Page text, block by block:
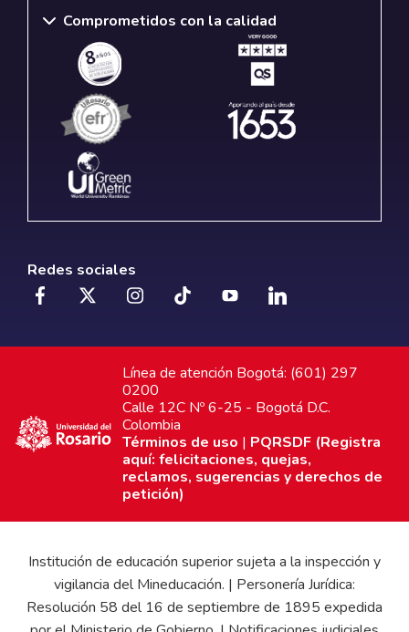
Comprometidos con la calidad
Redes sociales
Línea de atención Bogotá: (601) 297
0200
Calle 12C Nº 6-25 - Bogotá D.C.
Colombia
Términos de uso | PQRSDF (Registra
aquí: felicitaciones, quejas,
reclamos, sugerencias y derechos de
petición)
Institución de educación superior sujeta a la inspección y
vigilancia del Mineducación. | Personería Jurídica:
Resolución 58 del 16 de septiembre de 1895 expedida